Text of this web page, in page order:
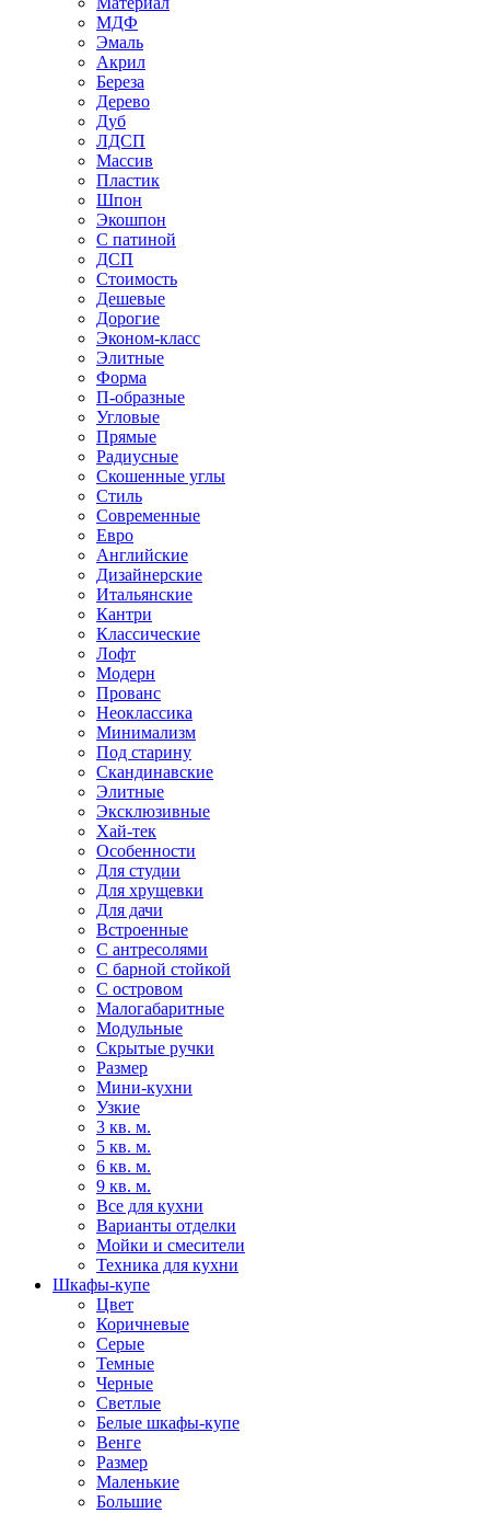
МДФ
Эмаль
Акрил
Береза
Дерево
Дуб
ЛДСП
Массив
Пластик
Шпон
Экошпон
С патиной
ДСП
Стоимость
Дешевые
Дорогие
Эконом-класс
Элитные
Форма
П-образные
Угловые
Прямые
Радиусные
Скошенные углы
Стиль
Современные
Евро
Английские
Дизайнерские
Итальянские
Кантри
Классические
Лофт
Модерн
Прованс
Неоклассика
Минимализм
Под старину
Скандинавские
Элитные
Эксклюзивные
Хай-тек
Особенности
Для студии
Для хрущевки
Для дачи
Встроенные
С антресолями
С барной стойкой
С островом
Малогабаритные
Модульные
Скрытые ручки
Размер
Мини-кухни
Узкие
3 кв. м.
5 кв. м.
6 кв. м.
9 кв. м.
Все для кухни
Варианты отделки
Мойки и смесители
Техника для кухни
Шкафы-купе
Цвет
Коричневые
Серые
Темные
Черные
Светлые
Белые шкафы-купе
Венге
Размер
Маленькие
Большие